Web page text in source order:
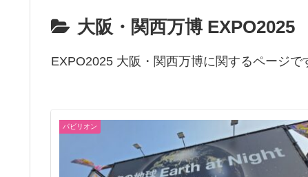
大阪・関西万博 EXPO2025
EXPO2025 大阪・関西万博に関するページで
パビリオン